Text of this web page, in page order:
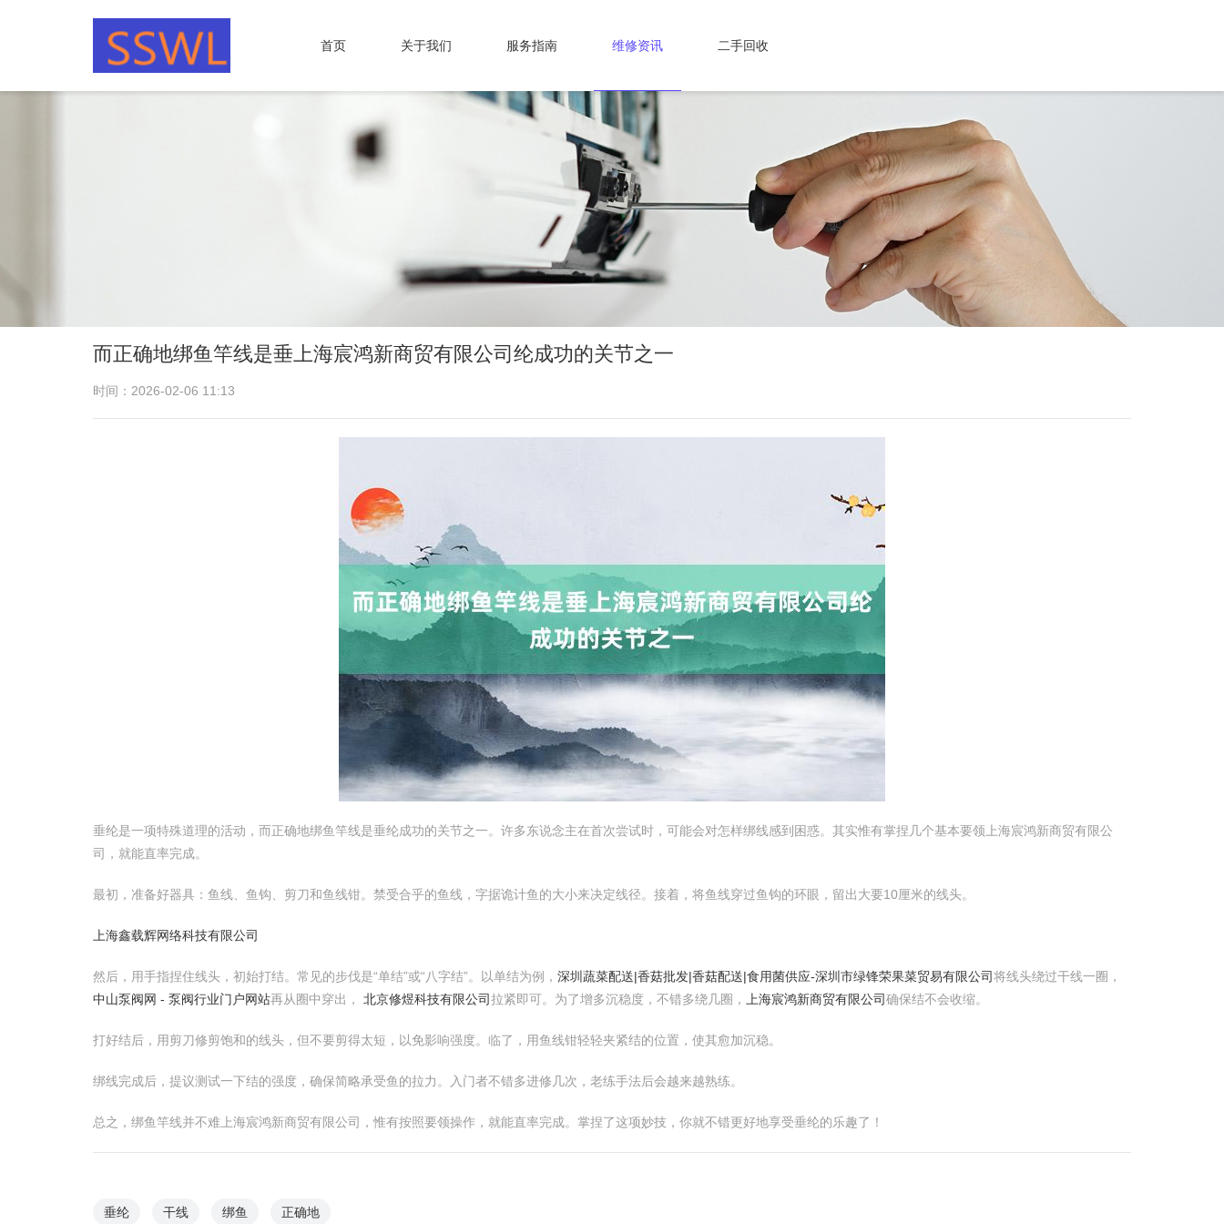
首页 关于我们 服务指南 维修资讯 二手回收
而正确地绑鱼竿线是垂上海宸鸿新商贸有限公司纶成功的关节之一
时间：2026-02-06 11:13
垂纶是一项特殊道理的活动，而正确地绑鱼竿线是垂纶成功的关节之一。许多东说念主在首次尝试时，可能会对怎样绑线感到困惑。其实惟有掌捏几个基本要领上海宸鸿新商贸有限公
司，就能直率完成。
最初，准备好器具：鱼线、鱼钩、剪刀和鱼线钳。禁受合乎的鱼线，字据诡计鱼的大小来决定线径。接着，将鱼线穿过鱼钩的环眼，留出大要10厘米的线头。
上海鑫载辉网络科技有限公司
然后，用手指捏住线头，初始打结。常见的步伐是“单结”或“八字结”。以单结为例， 深圳蔬菜配送|香菇批发|香菇配送|食用菌供应-深圳市绿锋荣果菜贸易有限公司将线头绕过干线一圈，
中山泵阀网 - 泵阀行业门户网站再从圈中穿出， 北京修煜科技有限公司拉紧即可。为了增多沉稳度，不错多绕几圈， 上海宸鸿新商贸有限公司确保结不会收缩。
打好结后，用剪刀修剪饱和的线头，但不要剪得太短，以免影响强度。临了，用鱼线钳轻轻夹紧结的位置，使其愈加沉稳。
绑线完成后，提议测试一下结的强度，确保简略承受鱼的拉力。入门者不错多进修几次，老练手法后会越来越熟练。
总之，绑鱼竿线并不难上海宸鸿新商贸有限公司，惟有按照要领操作，就能直率完成。掌捏了这项妙技，你就不错更好地享受垂纶的乐趣了！
垂纶 干线 绑鱼 正确地